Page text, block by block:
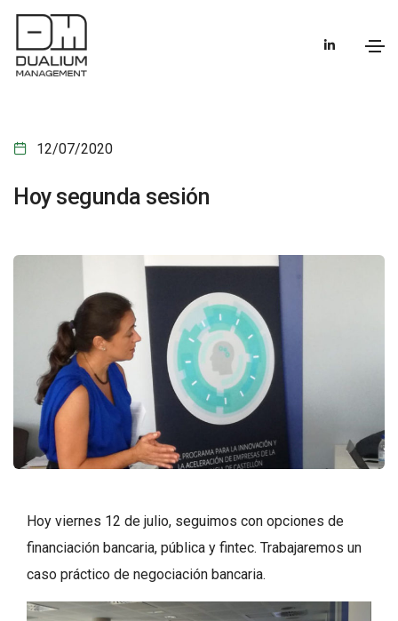
12/07/2020
Hoy segunda sesión
Hoy viernes 12 de julio, seguimos con opciones de
financiación bancaria, pública y fintec. Trabajaremos un
caso práctico de negociación bancaria.